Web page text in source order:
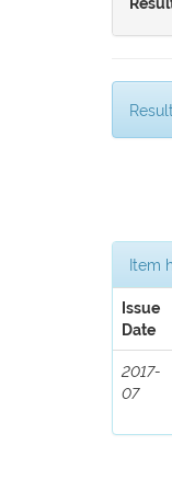
Item
Issue
Date
2017-
07